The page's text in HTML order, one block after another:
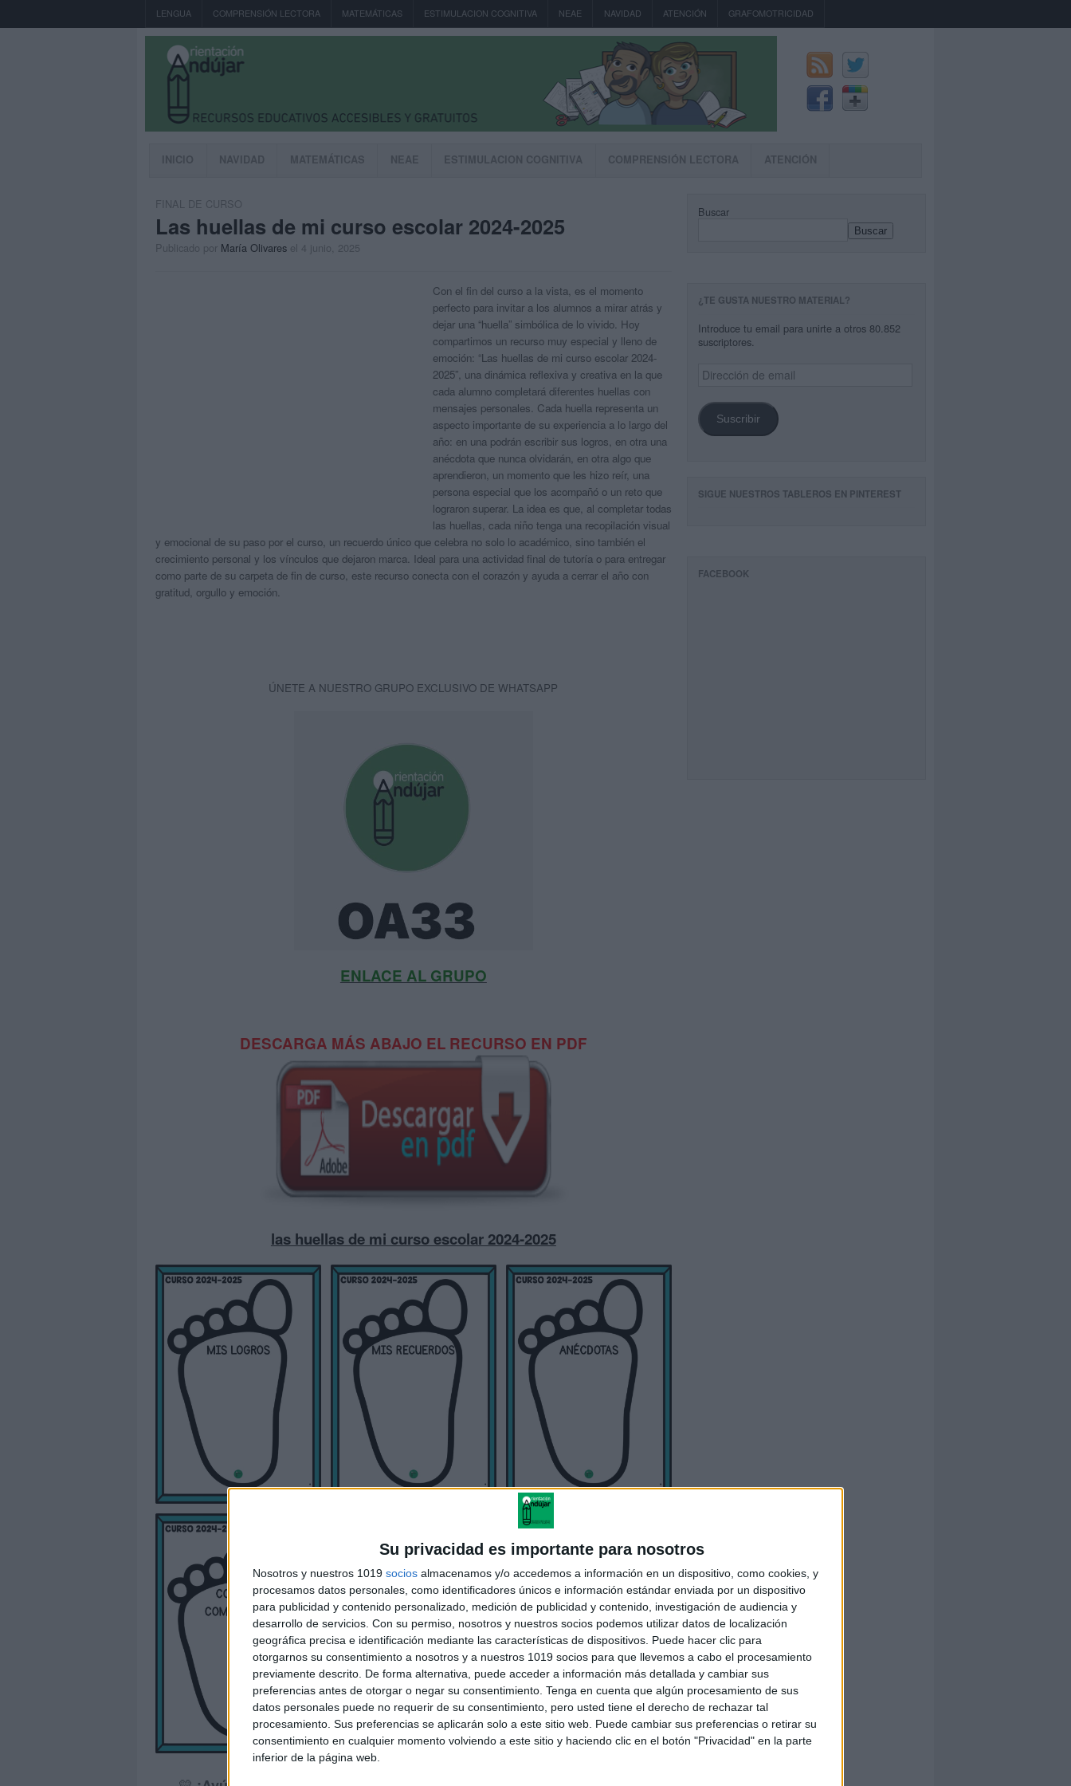
Su privacidad es importante para nosotros
Nosotros y nuestros 1019 socios almacenamos y/o accedemos a información en un dispositivo, como cookies, y
procesamos datos personales, como identificadores únicos e información estándar enviada por un dispositivo
para publicidad y contenido personalizado, medición de publicidad y contenido, investigación de audiencia y
desarrollo de servicios. Con su permiso, nosotros y nuestros socios podemos utilizar datos de localización
geográfica precisa e identificación mediante las características de dispositivos. Puede hacer clic para
otorgarnos su consentimiento a nosotros y a nuestros 1019 socios para que llevemos a cabo el procesamiento
previamente descrito. De forma alternativa, puede acceder a información más detallada y cambiar sus
preferencias antes de otorgar o negar su consentimiento. Tenga en cuenta que algún procesamiento de sus
datos personales puede no requerir de su consentimiento, pero usted tiene el derecho de rechazar tal
procesamiento. Sus preferencias se aplicarán solo a este sitio web. Puede cambiar sus preferencias o retirar su
consentimiento en cualquier momento volviendo a este sitio y haciendo clic en el botón "Privacidad" en la parte
inferior de la página web.
LENGUA COMPRENSIÓN LECTORA MATEMÁTICAS ESTIMULACION COGNITIVA NEAE NAVIDAD ATENCIÓN GRAFOMOTRICIDAD
INICIO NAVIDAD MATEMÁTICAS NEAE ESTIMULACION COGNITIVA COMPRENSIÓN LECTORA ATENCIÓN
FINAL DE CURSO
Las huellas de mi curso escolar 2024-2025
Publicado por María Olivares el 4 junio, 2025
Con el fin del curso a la vista, es el momento
perfecto para invitar a los alumnos a mirar atrás y
dejar una “huella” simbólica de lo vivido. Hoy
compartimos un recurso muy especial y lleno de
emoción: “Las huellas de mi curso escolar 2024-
2025”, una dinámica reflexiva y creativa en la que
cada alumno completará diferentes huellas con
mensajes personales. Cada huella representa un
aspecto importante de su experiencia a lo largo del
año: en una podrán escribir sus logros, en otra una
anécdota que nunca olvidarán, en otra algo que
aprendieron, un momento que les hizo reír, una
persona especial que los acompañó o un reto que
lograron superar. La idea es que, al completar todas
las huellas, cada niño tenga una recopilación visual
y emocional de su paso por el curso, un recuerdo único que celebra no solo lo académico, sino también el
crecimiento personal y los vínculos que dejaron marca. Ideal para una actividad final de tutoría o para entregar
como parte de su carpeta de fin de curso, este recurso conecta con el corazón y ayuda a cerrar el año con
gratitud, orgullo y emoción.
ÚNETE A NUESTRO GRUPO EXCLUSIVO DE WHATSAPP
ENLACE AL GRUPO
DESCARGA MÁS ABAJO EL RECURSO EN PDF
las huellas de mi curso escolar 2024-2025
Buscar
Buscar
¿TE GUSTA NUESTRO MATERIAL?
Introduce tu email para unirte a otros 80.852
suscriptores.
Dirección
de
Suscribir
SIGUE NUESTROS TABLEROS EN PINTEREST
FACEBOOK